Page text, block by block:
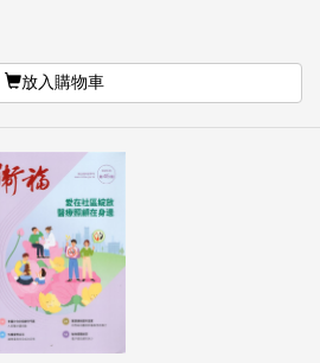
放入購物車